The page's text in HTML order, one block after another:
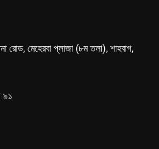
রোড, মেহেরবা প্লাজা (৮ম তলা), শাহবাগ,
৯১